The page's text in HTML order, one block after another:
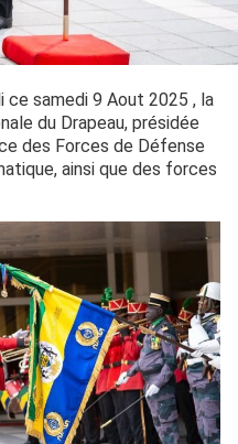
ce samedi 9 Aout 2025 , la
du Drapeau, présidée
des Forces de Défense
ainsi que des forces